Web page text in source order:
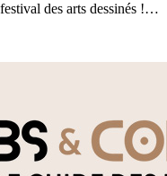
des arts dessinés !…